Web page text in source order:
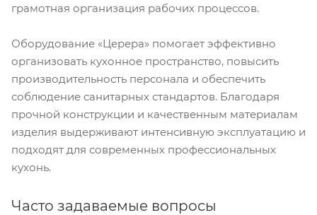
грамотная организация рабочих процессов.
Оборудование «Церера» помогает эффективно
организовать кухонное пространство, повысить
производительность персонала и обеспечить
соблюдение санитарных стандартов. Благодаря
прочной конструкции и качественным материалам
изделия выдерживают интенсивную эксплуатацию и
подходят для современных профессиональных
кухонь.
Часто задаваемые вопросы